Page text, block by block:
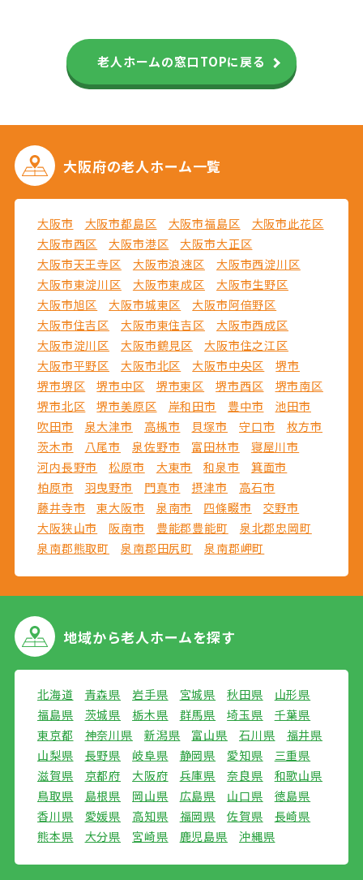
老人ホームの窓口TOPに戻る
大阪府の老人ホーム一覧
大阪市 大阪市都島区 大阪市福島区
大阪市此花区
大阪市西区
大阪市港区
大阪市大正区
大阪市天王寺区
大阪市浪速区
大阪市西淀川区
大阪市東淀川区
大阪市東成区
大阪市生野区
大阪市旭区
大阪市城東区
大阪市阿倍野区
大阪市住吉区
大阪市東住吉区
大阪市西成区
大阪市淀川区
大阪市鶴見区
大阪市住之江区
大阪市平野区
大阪市北区 大阪市中央区
堺市
堺市堺区
堺市中区 堺市東区 堺市西区
堺市南区
堺市北区
堺市美原区 岸和田市 豊中市
池田市
吹田市
泉大津市 高槻市 貝塚市 守口市
枚方市
茨木市
八尾市 泉佐野市 富田林市
寝屋川市
河内長野市
松原市 大東市 和泉市
箕面市
柏原市
羽曳野市 門真市 摂津市
高石市
藤井寺市
東大阪市 泉南市 四條畷市
交野市
大阪狭山市
阪南市 豊能郡豊能町
泉北郡忠岡町
泉南郡熊取町
泉南郡田尻町 泉南郡岬町
地域から老人ホームを探す
北海道 青森県 岩手県 宮城県 秋田県
山形県
福島県
茨城県 栃木県 群馬県 埼玉県
千葉県
東京都
神奈川県 新潟県 富山県 石川県
福井県
山梨県
長野県 岐阜県 静岡県 愛知県
三重県
滋賀県
京都府 大阪府 兵庫県 奈良県
和歌山県
鳥取県
島根県 岡山県 広島県 山口県
徳島県
香川県
愛媛県 高知県 福岡県 佐賀県
長崎県
熊本県
大分県 宮崎県 鹿児島県 沖縄県